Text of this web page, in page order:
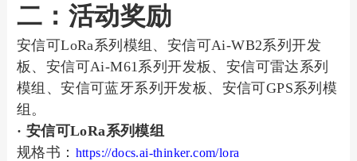
二：活动奖励
安信可LoRa系列模组、安信可Ai-WB2系列开发
板、安信可Ai-M61系列开发板、安信可雷达系列
模组、安信可蓝牙系列开发板、安信可GPS系列模
组。
· 安信可LoRa系列模组
规格书： https://docs.ai-thinker.com/lora